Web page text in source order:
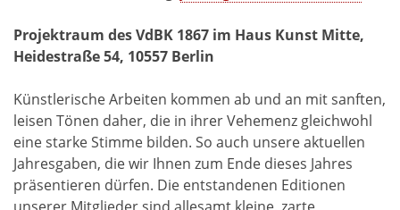
Projektraum des VdBK 1867 im Haus Kunst Mitte,
Heidestraße 54, 10557 Berlin
Künstlerische Arbeiten kommen ab und an mit sanften,
leisen Tönen daher, die in ihrer Vehemenz gleichwohl
eine starke Stimme bilden. So auch unsere aktuellen
Jahresgaben, die wir Ihnen zum Ende dieses Jahres
präsentieren dürfen. Die entstandenen Editionen
unserer Mitglieder sind allesamt kleine, zarte